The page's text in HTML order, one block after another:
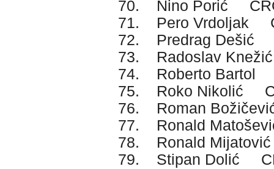
70. Nino Porić
71. Pero Vrdoljak
72. Predrag Dešić
73. Radoslav
74. Roberto Bartol
75. Roko Nikolić
76. Roman
77. Ronald
78. Ronald
79. Stipan Dolić